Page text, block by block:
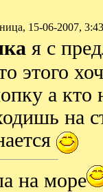
15-06-2007,
я с
этого
а кто
на
на море